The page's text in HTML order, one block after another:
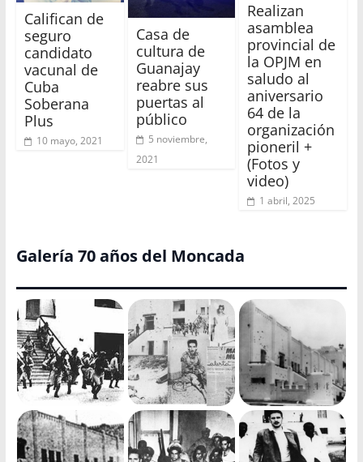
Califican de
seguro
candidato
vacunal de
Cuba
Soberana
Plus
10 mayo, 2021
Casa de
cultura de
Guanajay
reabre sus
puertas al
público
5 noviembre,
2021
Realizan
asamblea
provincial de
la OPJM en
saludo al
aniversario
64 de la
organización
pioneril +
(Fotos y
video)
1 abril, 2025
Galería 70 años del Moncada